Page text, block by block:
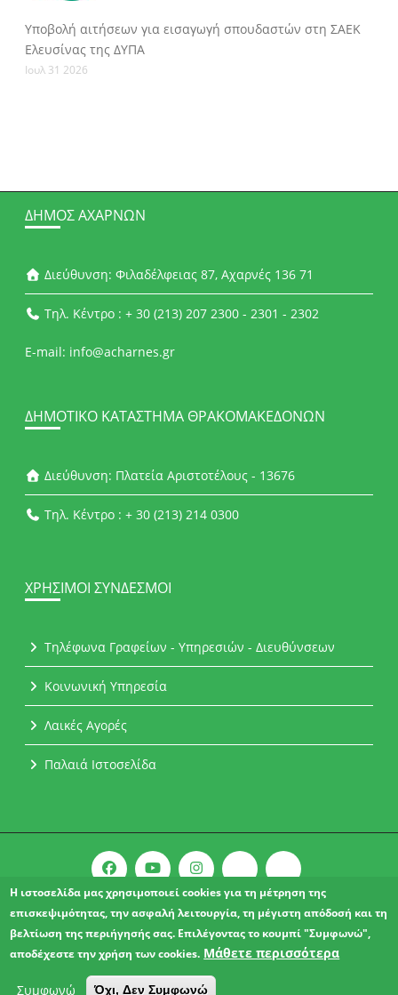
Υποβολή αιτήσεων για εισαγωγή σπουδαστών στη ΣΑΕΚ
Ελευσίνας της ΔΥΠΑ
Ιουλ 31 2026
ΔΉΜΟΣ ΑΧΑΡΝΏΝ
Διεύθυνση: Φιλαδέλφειας 87, Αχαρνές 136 71
Τηλ. Κέντρο : + 30 (213) 207 2300 - 2301 - 2302
E-mail: info@acharnes.gr
ΔΗΜΟΤΙΚΌ ΚΑΤΆΣΤΗΜΑ ΘΡΑΚΟΜΑΚΕΔΌΝΩΝ
Διεύθυνση: Πλατεία Αριστοτέλους - 13676
Τηλ. Κέντρο : + 30 (213) 214 0300
ΧΡΉΣΙΜΟΙ ΣΎΝΔΕΣΜΟΙ
Τηλέφωνα Γραφείων - Υπηρεσιών - Διευθύνσεων
Κοινωνική Υπηρεσία
Λαικές Αγορές
Παλαιά Ιστοσελίδα
Copyright © 2021 l Δήμος Αχαρνών.
ΔΗΛΩΣΗ ΠΡΟΣΒΑΣΙΜΟΤΗΤΑΣ
Η ιστοσελίδα μας χρησιμοποιεί cookies για τη μέτρηση της
επισκεψιμότητας, την ασφαλή λειτουργία, τη μέγιστη απόδοσή και τη
βελτίωση της περιήγησής σας. Επιλέγοντας το κουμπί "Συμφωνώ",
αποδέχεστε την χρήση των cookies. Μάθετε περισσότερα
Συμφωνώ Όχι, Δεν Συμφωνώ